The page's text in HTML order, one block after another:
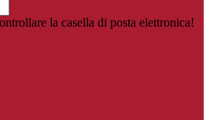
la casella di posta elettronica!